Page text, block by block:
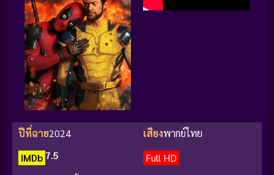
ปีที่ฉาย2024 เสียงพากย์ไทย
IMDb 7.5
Full HD